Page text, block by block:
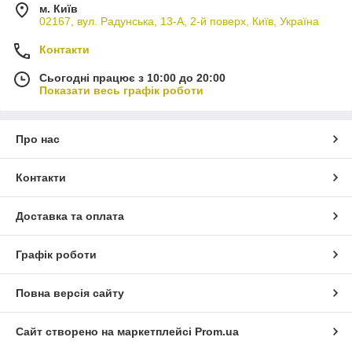
м. Київ
02167, вул. Радунська, 13-А, 2-й поверх, Київ, Україна
Контакти
Сьогодні працює з 10:00 до 20:00
Показати весь графік роботи
Про нас
Контакти
Доставка та оплата
Графік роботи
Повна версія сайту
Сайт створено на маркетплейсі Prom.ua